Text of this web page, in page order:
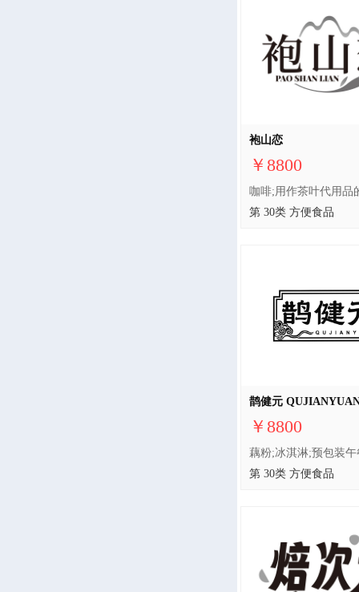
袍山恋
￥8800
第 30类 方便食品
鹊健元
￥8800
第 30类 方便食品